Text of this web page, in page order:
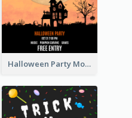
Halloween Party Moon Photo Poster